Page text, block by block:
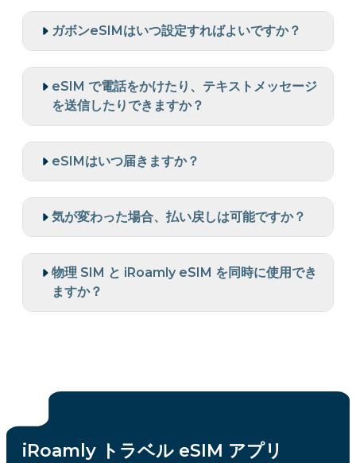
ガボンeSIMはいつ設定すればよいですか？
eSIM で電話をかけたり、テキストメッセージ
を送信したりできますか？
eSIMはいつ届きますか？
気が変わった場合、払い戻しは可能ですか？
物理 SIM と iRoamly eSIM を同時に使用でき
ますか？
iRoamly トラベル eSIM アプリ